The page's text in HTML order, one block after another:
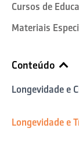
Cursos de
Materiais
Conteúdo
Longevidade e
Longevidade e